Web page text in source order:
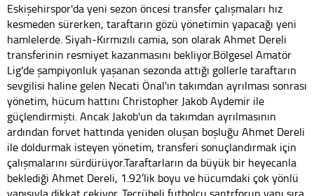
Eskişehirspor'da yeni sezon öncesi transfer çalışmaları hız
kesmeden sürerken, taraftarın gözü yönetimin yapacağı yeni
hamlelerde. Siyah-Kırmızılı camia, son olarak Ahmet Dereli
transferinin resmiyet kazanmasını bekliyor.Bölgesel Amatör
Lig'de şampiyonluk yaşanan sezonda attığı gollerle taraftarın
sevgilisi haline gelen Necati Önal'ın takımdan ayrılması sonrası
yönetim, hücum hattını Christopher Jakob Aydemir ile
güçlendirmişti. Ancak Jakob'un da takımdan ayrılmasının
ardından forvet hattında yeniden oluşan boşluğu Ahmet Dereli
ile doldurmak isteyen yönetim, transferi sonuçlandırmak için
çalışmalarını sürdürüyor.Taraftarların da büyük bir heyecanla
beklediği Ahmet Dereli, 1.92’lik boyu ve hücumdaki çok yönlü